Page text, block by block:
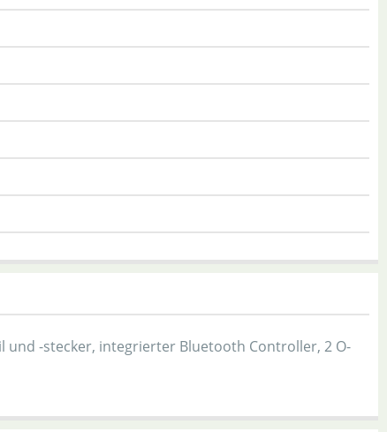
und -stecker, integrierter Bluetooth Controller, 2 O-